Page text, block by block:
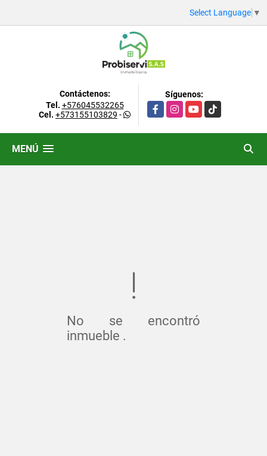
Select Language ▼
Contáctenos:
Tel. +576045532265
Cel. +573155103829 -
Síguenos:
FacebookInstagramYouTubeTikTok
MENÚ
No se encontró
inmueble .